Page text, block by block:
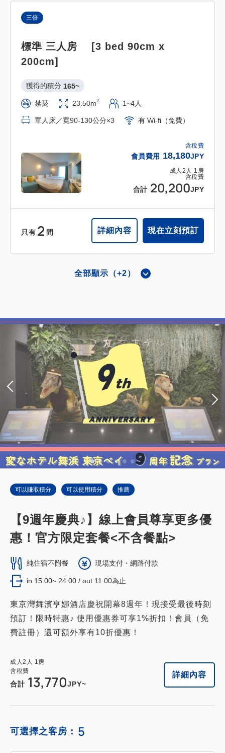
含稅費
會員費用 18,180JPY
成人 2 人 1 房
含稅費
合計 20,200JPY
三倍
標準 三人房 [3 bed 90cm x
200cm]
獲得的積分 165~
禁菸 23.50m2 1~4人
單人床／寬90-130公分×3 有 Wi-fi（免費）
只有 2 間 詳細內容 現在立刻預訂
含稅費
會員費用 18,666JPY
成人 人
含稅費
20,740JPY
獲得的積分 169~
禁菸 26.00m2 1~3人
單人床／寬90-130公分×2 有 Wi-fi（免費）
2
18,252JPY
成人2人1房
通用雙床房【方便輪椅使用者/單元浴
【所有房間禁煙】
禁菸 26.00m 2 1~2人
只有1間
全部顯示（+2）
可以賺取積分 可以使用積分 推薦
【9週年慶典♪】線上會員尊享更多優
惠！官方限定套餐<不含餐點>
純住宿不附餐 現場支付・網路付款
in 15:00~ 24:00 / out 11:00為止
東京灣舞濱亨娜酒店慶祝開幕8週年！現接受最後時刻
預訂！限時特惠♪ 使用優惠券可享1%折扣！會員（免
費註冊）還可額外享有10折優惠！
成人 2 人 1 房
含稅費
合計 13,770JPY~
詳細內容
可選擇之客房： 5